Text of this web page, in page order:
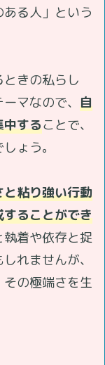
る人」という
きの私らし
マなので、 自
中することで、
ょう。
粘り強い行動
ることができ
着や依存と捉
れませんが、
の極端さを生